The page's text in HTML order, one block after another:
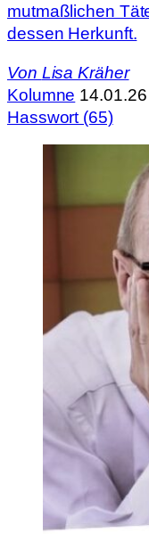
mutmaßlichen
dessen Herkunft.
Von Lisa Kräher
Kolumne 14.01.26
Hasswort (65)